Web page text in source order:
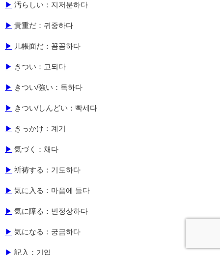
▶ 汚らしい：지저분하다
▶ 貴重だ：귀중하다
▶ 几帳面だ：꼼꼼하다
▶ きつい：고되다
▶ きつい/強い：독하다
▶ きつい/しんどい：빡세다
▶ きっかけ：계기
▶ 気づく：채다
▶ 祈祷する：기도하다
▶ 気に入る：마음에 들다
▶ 気に障る：빈정상하다
▶ 気になる：궁금하다
▶ 記入：기입